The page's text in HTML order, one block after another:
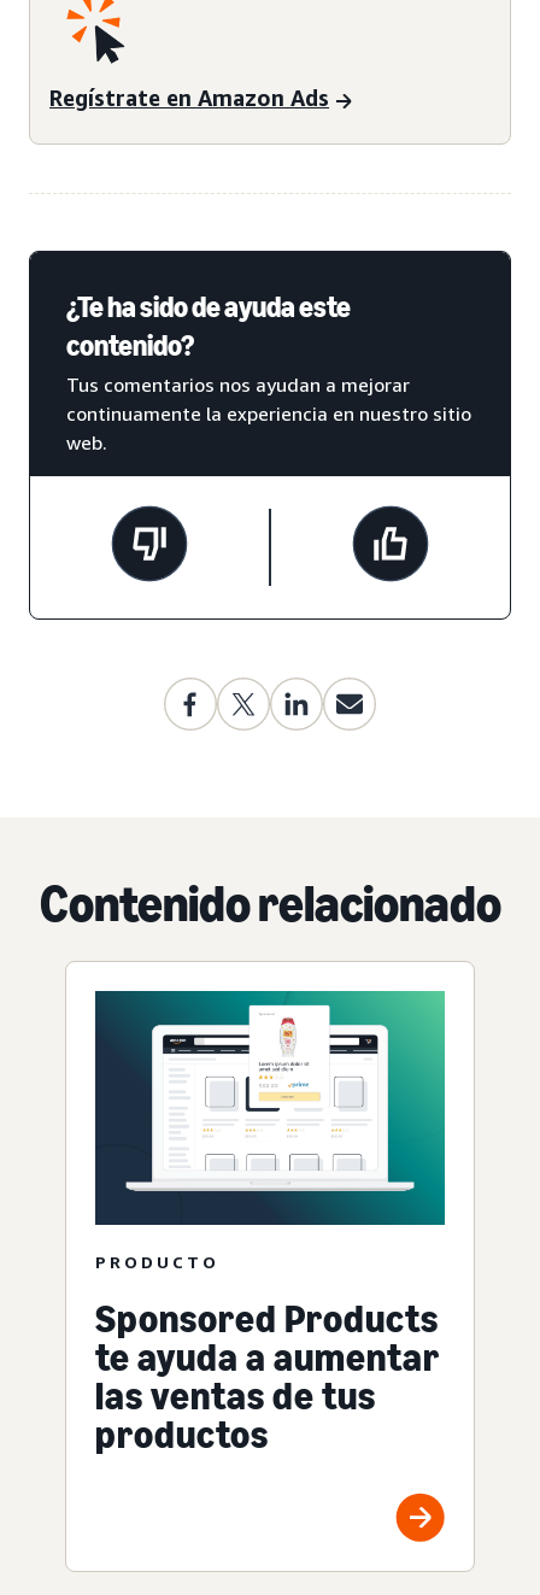
Regístrate en Amazon Ads
¿Te ha sido de ayuda este
contenido?
Tus comentarios nos ayudan a mejorar
continuamente la experiencia en nuestro sitio
web.
Contenido relacionado
PRODUCTO
Sponsored Products
te ayuda a aumentar
las ventas de tus
productos